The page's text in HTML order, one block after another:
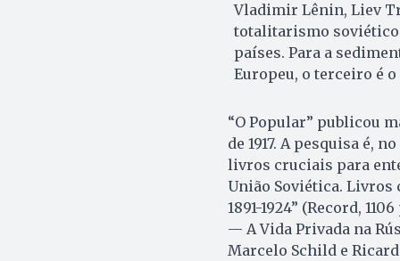
Vladimir Lênin, Liev
totalitarismo soviético
países. Para a
Europeu, o terceiro é
“O Popular” publicou
de 1917. A pesquisa é,
livros cruciais para
União Soviética. Livros
1891-1924” (Record,
— A Vida Privada na
Marcelo Schild e